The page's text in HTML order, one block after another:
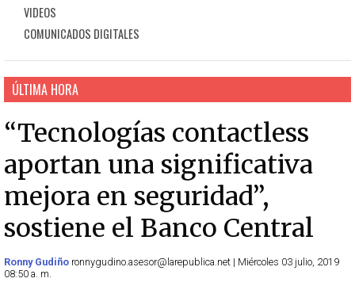
VIDEOS
COMUNICADOS DIGITALES
ÚLTIMA HORA
“Tecnologías contactless
aportan una significativa
mejora en seguridad”,
sostiene el Banco Central
Ronny Gudiño ronnygudino.asesor@larepublica.net | Miércoles 03 julio, 2019
08:50 a. m.